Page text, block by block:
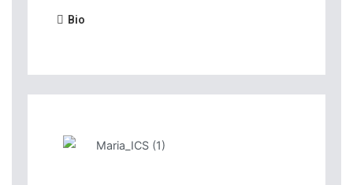
Bio